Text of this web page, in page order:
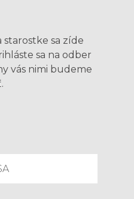
starostke sa zíde
sa na odber
vás nimi budeme